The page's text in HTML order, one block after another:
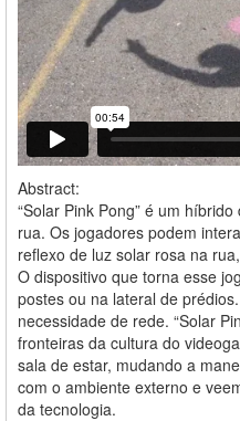
Abstract:
“Solar Pink Pong” é um
rua. Os jogadores podem
reflexo de luz solar rosa na
O dispositivo que torna esse
postes ou na lateral de
necessidade de rede. “Solar
fronteiras da cultura do
sala de estar, mudando a
com o ambiente externo e
da tecnologia.